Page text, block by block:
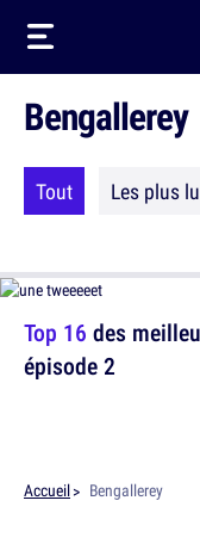
Bengallerey
Tout Les plus
Top 16 des
épisode 2
Accueil Bengallerey